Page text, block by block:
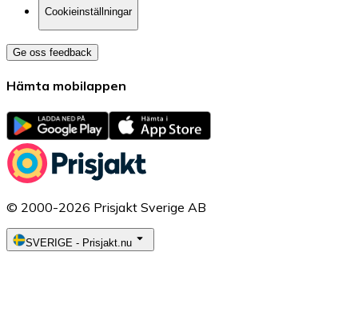
Cookieinställningar
Ge oss feedback
Hämta mobilappen
© 2000-2026 Prisjakt Sverige AB
SVERIGE - Prisjakt.nu